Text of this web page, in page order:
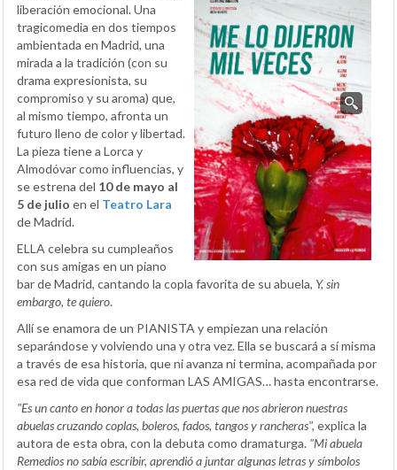
liberación emocional. Una
tragicomedia en dos tiempos
ambientada en Madrid, una
mirada a la tradición (con su
drama expresionista, su
compromiso y su aroma) que,
al mismo tiempo, afronta un
futuro lleno de color y libertad.
La pieza tiene a Lorca y
Almodóvar como influencias, y
se estrena del 10 de mayo al
5 de julio en el Teatro Lara
de Madrid.
ELLA celebra su cumpleaños
con sus amigas en un piano
bar de Madrid, cantando la copla favorita de su abuela, Y, sin
embargo, te quiero.
Allí se enamora de un PIANISTA y empiezan una relación
separándose y volviendo una y otra vez. Ella se buscará a sí misma
a través de esa historia, que ni avanza ni termina, acompañada por
esa red de vida que conforman LAS AMIGAS… hasta encontrarse.
"Es un canto en honor a todas las puertas que nos abrieron nuestras
abuelas cruzando coplas, boleros, fados, tangos y rancheras", explica la
autora de esta obra, con la debuta como dramaturga. "Mi abuela
Remedios no sabía escribir, aprendió a juntar algunas letras y símbolos